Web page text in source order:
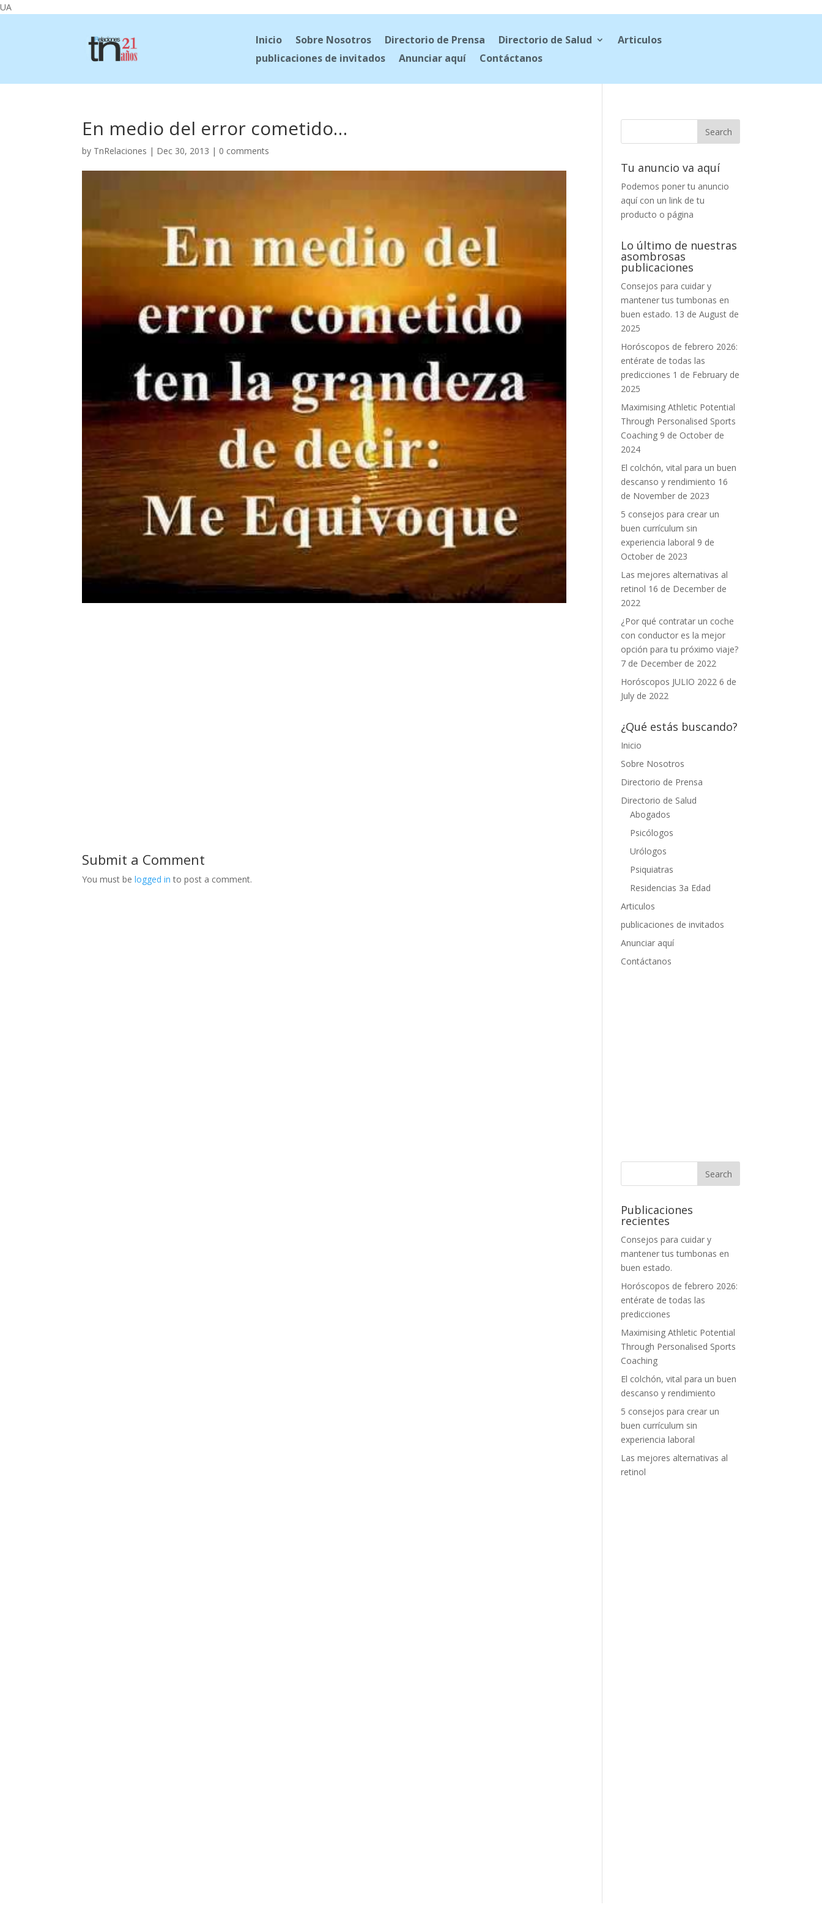
UA
Inicio Sobre Nosotros Directorio de Prensa Directorio de Salud
Articulos
publicaciones de invitados
Anunciar aquí Contáctanos
En medio del error cometido…
by TnRelaciones | Dec 30, 2013 | 0 comments
Submit a Comment
You must belogged in to post a comment.
Tu anuncio va aquí
Podemos poner tu anuncio
aquí con un link de tu
producto o página
Lo último de nuestras
asombrosas
publicaciones
Consejos para cuidar y
mantener tus tumbonas en
buen estado. 13 de August de
2025
Horóscopos de febrero 2026:
entérate de todas las
predicciones 1 de February de
2025
Maximising Athletic Potential
Through Personalised Sports
Coaching 9 de October de
2024
El colchón, vital para un buen
descanso y rendimiento 16
de November de 2023
5 consejos para crear un
buen currículum sin
experiencia laboral 9 de
October de 2023
Las mejores alternativas al
retinol 16 de December de
2022
¿Por qué contratar un coche
con conductor es la mejor
opción para tu próximo viaje?
7 de December de 2022
Horóscopos JULIO 2022 6 de
July de 2022
¿Qué estás buscando?
Inicio
Sobre Nosotros
Directorio de Prensa
Directorio de Salud
Abogados
Psicólogos
Urólogos
Psiquiatras
Residencias 3a Edad
Articulos
publicaciones de invitados
Anunciar aquí
Contáctanos
Publicaciones
recientes
Consejos para cuidar y
mantener tus tumbonas en
buen estado.
Horóscopos de febrero 2026:
entérate de todas las
predicciones
Maximising Athletic Potential
Through Personalised Sports
Coaching
El colchón, vital para un buen
descanso y rendimiento
5 consejos para crear un
buen currículum sin
experiencia laboral
Las mejores alternativas al
retinol